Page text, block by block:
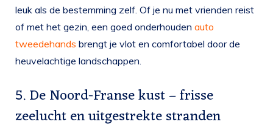
leuk als de bestemming zelf. Of je nu met vrienden reist
of met het gezin, een goed onderhouden auto
tweedehands brengt je vlot en comfortabel door de
heuvelachtige landschappen.
5. De Noord-Franse kust – frisse
zeelucht en uitgestrekte stranden